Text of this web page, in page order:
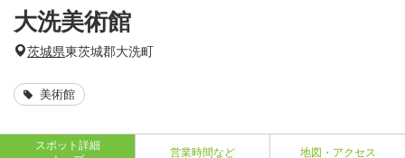
大洗美術館
茨城県東茨城郡大洗町
美術館
スポット詳細
営業時間など 地図・アクセス